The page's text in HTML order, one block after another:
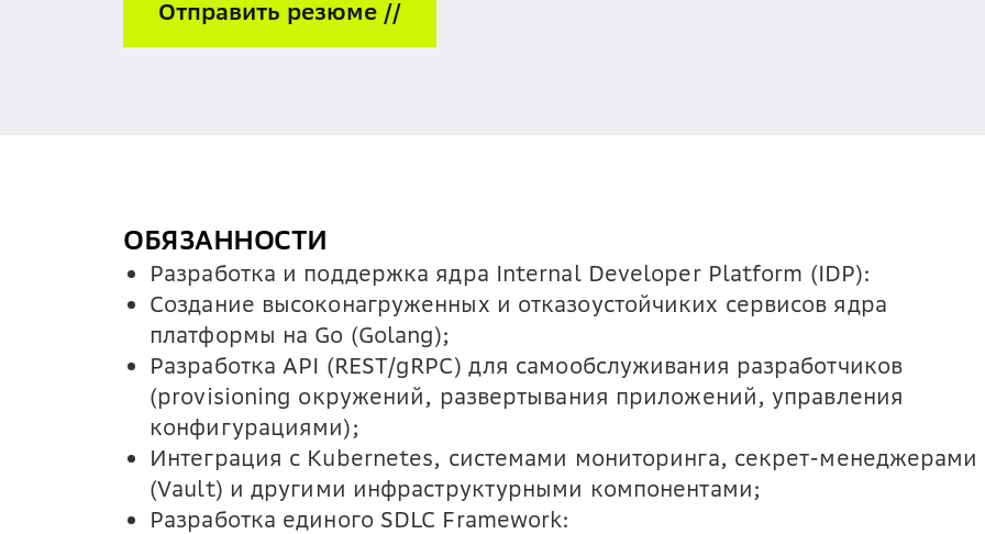
Отправить резюме //
ОБЯЗАННОСТИ
Разработка и поддержка ядра Internal Developer Platform (IDP):
Создание высоконагруженных и отказоустойчиких сервисов ядра
платформы на Go (Golang);
Разработка API (REST/gRPC) для самообслуживания разработчиков
(provisioning окружений, развертывания приложений, управления
конфигурациями);
Интеграция с Kubernetes, системами мониторинга, секрет-менеджерами
(Vault) и другими инфраструктурными компонентами;
Разработка единого SDLC Framework: